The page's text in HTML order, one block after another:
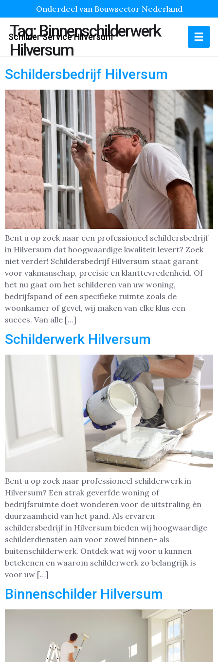
Onderdeel van Bouwsector Nederland
Schilder Service Hilversum
Tag:Binnenschilderwerk
Hilversum
Schildersbedrijf Hilversum
Bent u op zoek naar een professioneel schildersbedrijf
in Hilversum dat hoogwaardige kwaliteit levert? Zoek
niet verder! Schildersbedrijf Hilversum staat garant
voor vakmanschap, precisie en klanttevredenheid. Of
het nu gaat om het schilderen van uw woning,
bedrijfspand of een specifieke ruimte zoals de
woonkamer of gevel, wij maken van elke klus een
succes. Van alle […]
Schilderwerk Hilversum
Bent u op zoek naar professioneel schilderwerk in
Hilversum? Een strak geverfde woning of
bedrijfsruimte doet wonderen voor de uitstraling én
duurzaamheid van het pand. Als ervaren
schildersbedrijf in Hilversum bieden wij hoogwaardige
schilderdiensten aan voor zowel binnen- als
buitenschilderwerk. Ontdek wat wij voor u kunnen
betekenen en waarom schilderwerk zo belangrijk is
voor uw […]
Binnenschilder Hilversum